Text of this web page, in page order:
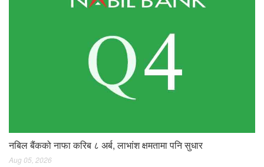
नबिल बैंकको नाफा करिब ८ अर्ब, लाभांश क्षमतामा पनि सुधार
Aug 05, 2026